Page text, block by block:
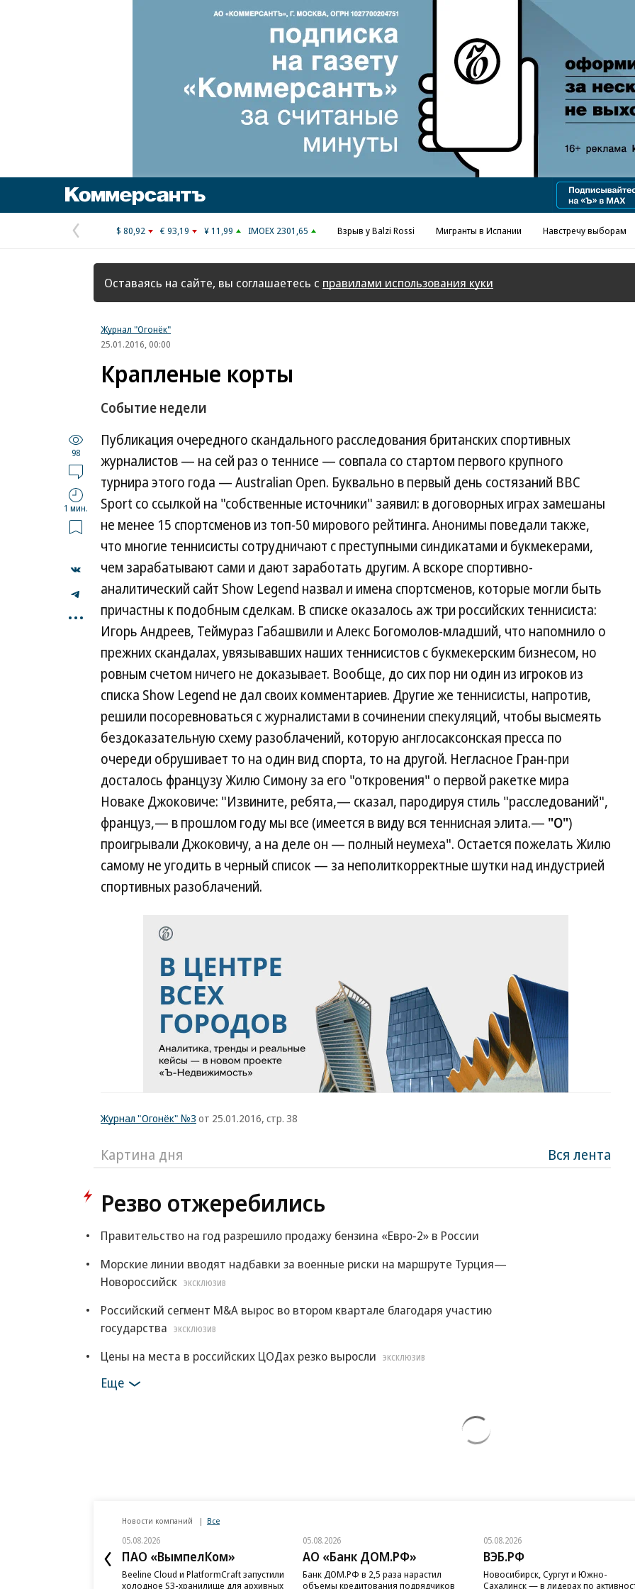
Предыдущая
страница
$ 80,92 € 93,19 ¥ 11,99 IMOEX 2301,65 Взрыв у Balzi Rossi Мигранты в Испании Навстречу выборам
Оставаясь на сайте, вы соглашаетесь с правилами использования куки
Журнал "Огонёк"
25.01.2016, 00:00
Крапленые корты
Событие недели
98
1 мин.
...
Публикация очередного скандального расследования британских спортивных
журналистов — на сей раз о теннисе — совпала со стартом первого крупного
турнира этого года — Australian Open. Буквально в первый день состязаний BBC
Sport со ссылкой на "собственные источники" заявил: в договорных играх замешаны
не менее 15 спортсменов из топ-50 мирового рейтинга. Анонимы поведали также,
что многие теннисисты сотрудничают с преступными синдикатами и букмекерами,
чем зарабатывают сами и дают заработать другим. А вскоре спортивно-
аналитический сайт Show Legend назвал и имена спортсменов, которые могли быть
причастны к подобным сделкам. В списке оказалось аж три российских теннисиста:
Игорь Андреев, Теймураз Габашвили и Алекс Богомолов-младший, что напомнило о
прежних скандалах, увязывавших наших теннисистов с букмекерским бизнесом, но
ровным счетом ничего не доказывает. Вообще, до сих пор ни один из игроков из
списка Show Legend не дал своих комментариев. Другие же теннисисты, напротив,
решили посоревноваться с журналистами в сочинении спекуляций, чтобы высмеять
бездоказательную схему разоблачений, которую англосаксонская пресса по
очереди обрушивает то на один вид спорта, то на другой. Негласное Гран-при
досталось французу Жилю Симону за его "откровения" о первой ракетке мира
Новаке Джоковиче: "Извините, ребята,— сказал, пародируя стиль "расследований",
француз,— в прошлом году мы все (имеется в виду вся теннисная элита.— "О")
проигрывали Джоковичу, а на деле он — полный неумеха". Остается пожелать Жилю
самому не угодить в черный список — за неполиткорректные шутки над индустрией
спортивных разоблачений.
Журнал "Огонёк" №3 от 25.01.2016, стр. 38
Картина дня Вся лента
Резво отжеребились
Правительство на год разрешило продажу бензина «Евро-2» в России
Морские линии вводят надбавки за военные риски на маршруте Турция—
Новороссийск
ЭКСКЛЮЗИВ
Российский сегмент M&A вырос во втором квартале благодаря участию
государства
ЭКСКЛЮЗИВ
Цены на места в российских ЦОДах резко выросли ЭКСКЛЮЗИВ
Еще
Новости компаний Все
05.08.2026
ПАО «ВымпелКом»
Beeline Cloud и PlatformCraft запустили
холодное S3-хранилище для архивных
05.08.2026
АО «Банк ДОМ.РФ»
Банк ДОМ.РФ в 2,5 раза нарастил
объемы кредитования подрядчиков
05.08.2026
ВЭБ.РФ
Новосибирск, Сургут и Южно-
Сахалинск — в лидерах по